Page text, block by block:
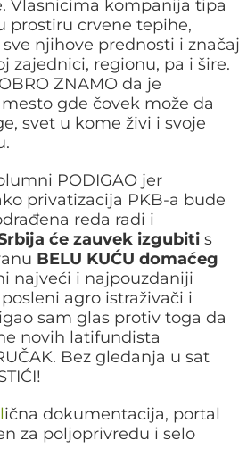
Vlasnicima kompanija tipa
prostiru crvene tepihe,
njihove prednosti i značaj
zajednici, regionu, pa i šire.
ZNAMO da je
mesto gde čovek može da
svet u kome živi i svoje
PODIGAO jer
privatizacija PKB-a bude
reda radi i
će zauvek izgubiti s
BELU KUĆU domaćeg
najveći i najpouzdaniji
agro istraživači i
sam glas protiv toga da
novih latifundista
Bez gledanja u sat
ična dokumentacija, portal
za poljoprivredu i selo